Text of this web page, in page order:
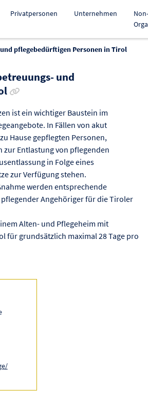
Privatpersonen Unternehmen
pflegebedürftigen Personen in Tirol
und
Link zur Förderung kopieren
ist ein wichtiger Baustein im
In Fällen von akut
Hause gepflegten Personen,
Entlastung von pflegenden
in Folge eines
zur Verfügung stehen.
werden entsprechende
Angehöriger für die Tiroler
Alten- und Pflegeheim mit
für grundsätzlich maximal 28 Tage pro